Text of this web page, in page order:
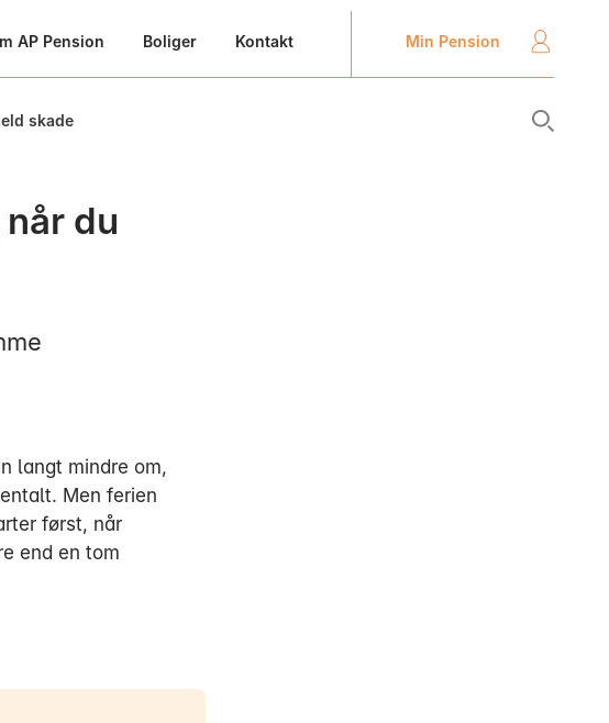
Min Pension
AP Pension Boliger Kontakt
skade
du
langt mindre om,
Men ferien
først, når
end en tom